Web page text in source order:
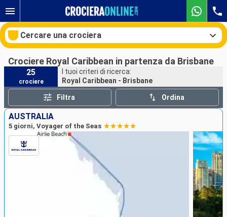
Cercare una crociera
Le nostre destinazioni
Mesi di partenza
Porti
Ricerca
Crociere Royal Caribbean in partenza da Brisbane
25
crociere
I tuoi criteri di ricerca:
Royal Caribbean - Brisbane
Filtra Ordina
AUSTRALIA
5 giorni, Voyager of the Seas